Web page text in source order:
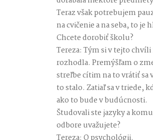
Teraz však potrebujem
na cvičenie a na seba, to je
Chcete dorobiť školu?
Tereza: Tým si v tejto
rozhodla. Premýšľam o
streľbe cítim na to vrátiť sa
to stalo. Zatiaľ sa v triede,
ako to bude v budúcnosti.
Študovali ste jazyky a
odbore uvažujete?